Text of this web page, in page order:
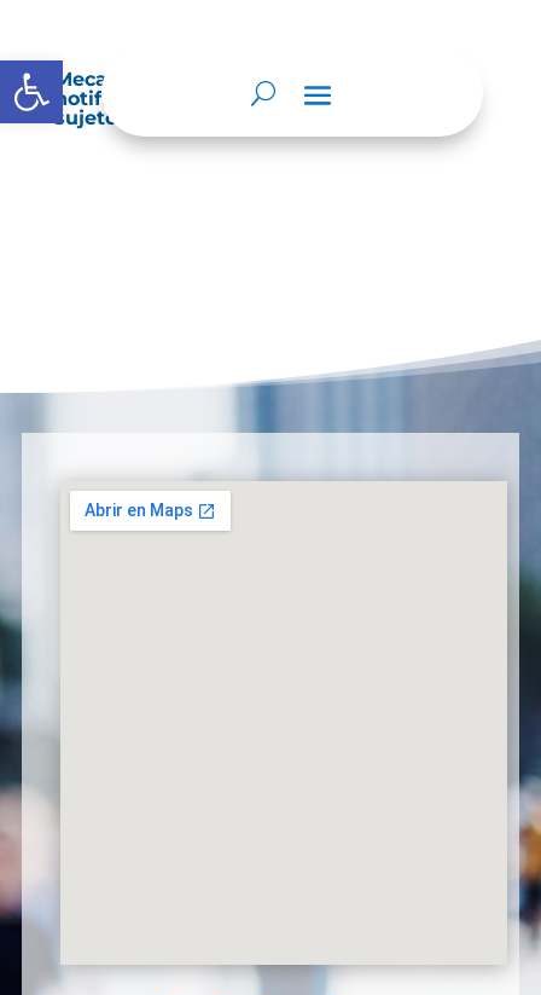
Abrir barra de herramientas
Mecanismos internos de supervisión,
notificación y vigilancia pertinente del
sujeto obligado